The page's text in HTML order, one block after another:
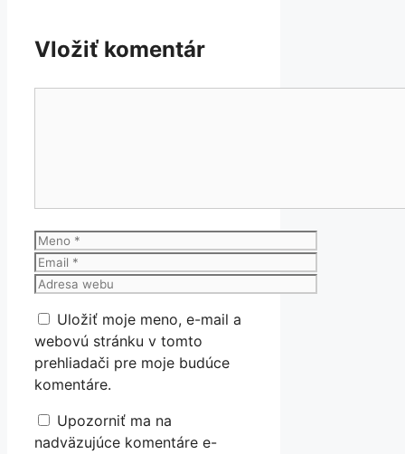
Vložiť komentár
Meno
Email
Adresa
Uložiť moje meno, e-mail a
webovú stránku v tomto
prehliadači pre moje budúce
komentáre.
Upozorniť ma na
nadväzujúce komentáre e-